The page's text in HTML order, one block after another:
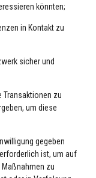
könnten;
in Kontakt zu
sicher und
Transaktionen zu
um diese
gegeben
ist, um auf
zu